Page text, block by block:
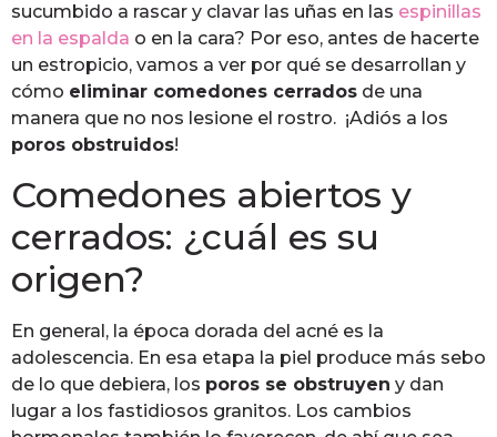
sucumbido a rascar y clavar las uñas en las espinillas
en la espalda o en la cara? Por eso, antes de hacerte
un estropicio, vamos a ver por qué se desarrollan y
cómo eliminar comedones cerrados de una
manera que no nos lesione el rostro. ¡Adiós a los
poros obstruidos!
Comedones abiertos y
cerrados: ¿cuál es su
origen?
En general, la época dorada del acné es la
adolescencia. En esa etapa la piel produce más sebo
de lo que debiera, los poros se obstruyen y dan
lugar a los fastidiosos granitos. Los cambios